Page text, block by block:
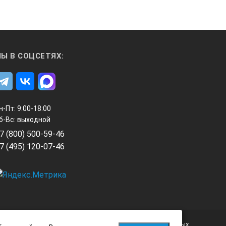
18,5 х 13,5 х 7,5
В СОЦСЕТЯХ:
Пт: 9:00-18:00
Вс: выходной
(800) 500-59-46
(495) 120-07-46
Политика обработки персональных данных